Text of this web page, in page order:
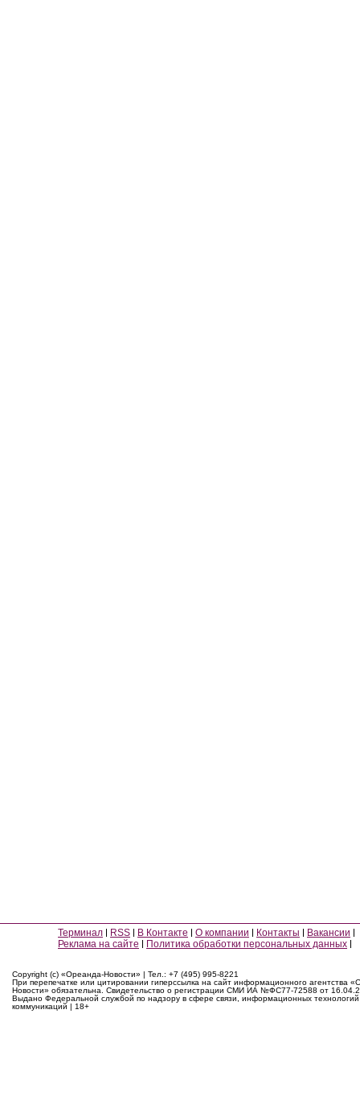
Терминал RSS В Контакте О компании Контакты
Вакансии
Реклама на сайте
Политика обработки персональных данных
Copyright (c) «Ореанда-Новости» | Тел.: +7 (495) 995-8221
При перепечатке или цитировании гиперссылка на сайт информационного агентства
Новости» обязательна. Свидетельство о регистрации СМИ ИА №ФС77-72588 от
Выдано Федеральной службой по надзору в сфере связи, информационных
коммуникаций | 18+